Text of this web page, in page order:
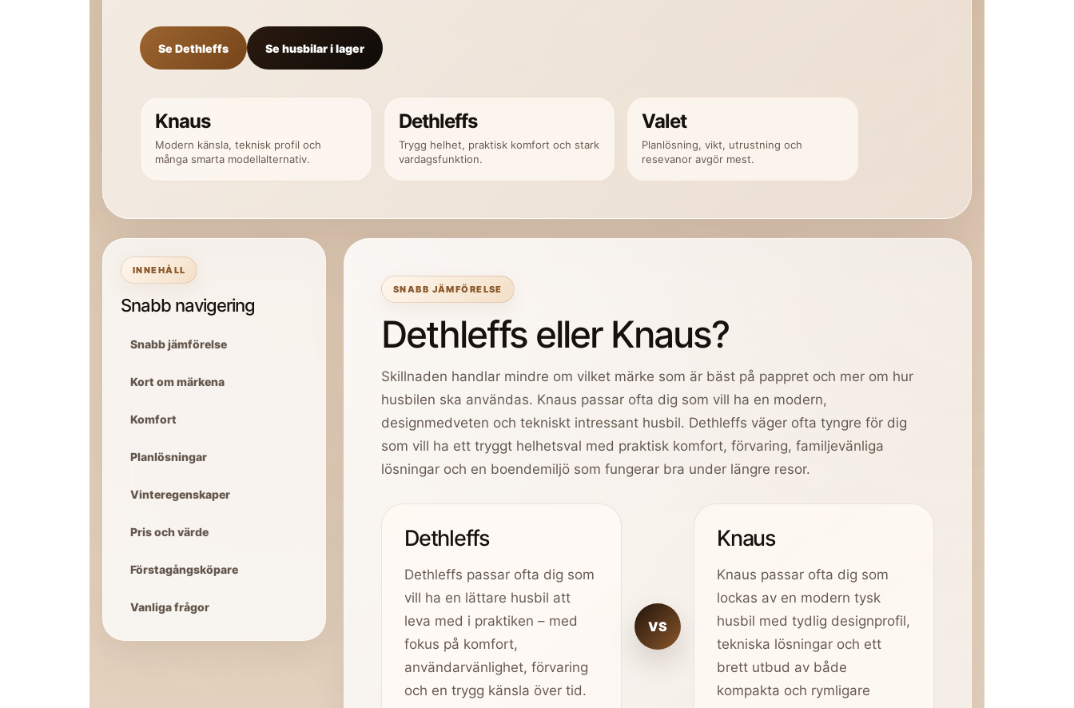
Se Dethleffs Se husbilar i lager
Knaus
Modern känsla, teknisk profil och
många smarta modellalternativ.
Dethleffs
Trygg helhet, praktisk komfort och stark
vardagsfunktion.
Valet
Planlösning, vikt, utrustning och
resevanor avgör mest.
INNEHÅLL
Snabb navigering
Snabb jämförelse
Kort om märkena
Komfort
Planlösningar
Vinteregenskaper
Pris och värde
Förstagångsköpare
Vanliga frågor
SNABB JÄMFÖRELSE
Dethleffs eller Knaus?
Skillnaden handlar mindre om vilket märke som är bäst på pappret och mer om hur
husbilen ska användas. Knaus passar ofta dig som vill ha en modern,
designmedveten och tekniskt intressant husbil. Dethleffs väger ofta tyngre för dig
som vill ha ett tryggt helhetsval med praktisk komfort, förvaring, familjevänliga
lösningar och en boendemiljö som fungerar bra under längre resor.
Dethleffs
Dethleffs passar ofta dig som
vill ha en lättare husbil att
leva med i praktiken – med
fokus på komfort,
användarvänlighet, förvaring
och en trygg känsla över tid.
VS
Knaus
Knaus passar ofta dig som
lockas av en modern tysk
husbil med tydlig designprofil,
tekniska lösningar och ett
brett utbud av både
kompakta och rymligare